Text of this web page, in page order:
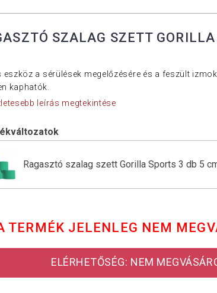
SZALAG SZETT
eszköz a sérülések megelőzésére és a feszült
kaphatók.
leírás megtekintése
Ragasztó szalag szett Gorilla Sports 3 db 5
Gorilla Sports Gyógyszalag szett Zöld 3 db 5
TERMÉK JELENLEG NEM
ELÉRHETŐSÉG: NEM